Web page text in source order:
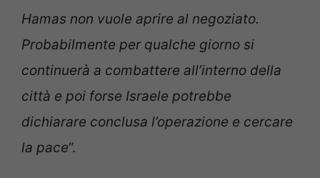
Hamas non vuole aprire al negoziato.
Probabilmente per qualche giorno si
continuerà a combattere all’interno della
città e poi forse Israele potrebbe
dichiarare conclusa l’operazione e cercare
la pace“.